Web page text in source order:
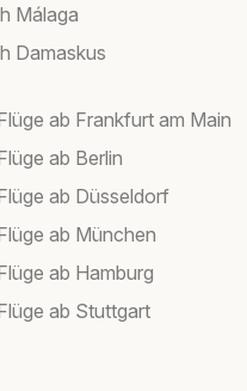
Málaga
Damaskus
ab Frankfurt am Main
ab Berlin
ab Düsseldorf
ab München
ab Hamburg
ab Stuttgart